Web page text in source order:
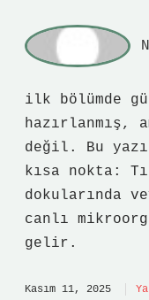
ilk bölümde
hazırlanmış,
değil. Bu
kısa nokta:
dokularında
canlı
gelir.
Kasım 11, 2025